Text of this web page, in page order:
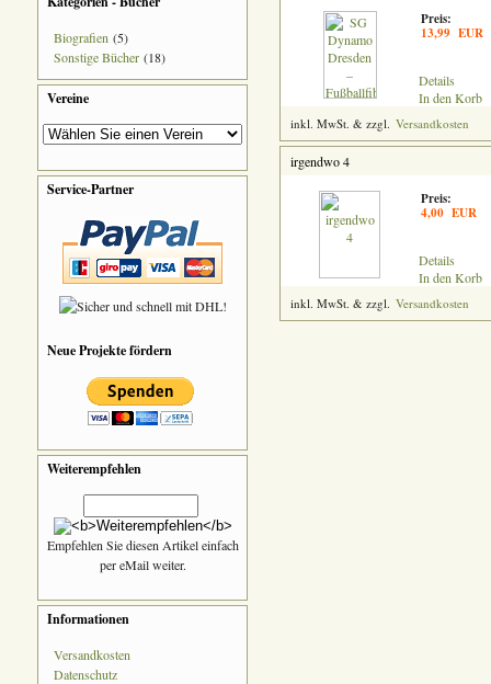
Biografien (5)
Sonstige Bücher (18)
Vereine
Service-Partner
Neue Projekte fördern
Weiterempfehlen
Empfehlen Sie diesen Artikel einfach
per eMail weiter.
Informationen
Versandkosten
Datenschutz
Preis:
13,99 EUR
Details
In den Korb
inkl. MwSt. & zzgl. Versandkosten
irgendwo 4
Preis:
4,00 EUR
Details
In den Korb
inkl. MwSt. & zzgl. Versandkosten